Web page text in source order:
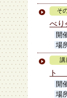
そ
べり
開
場
講
開
場